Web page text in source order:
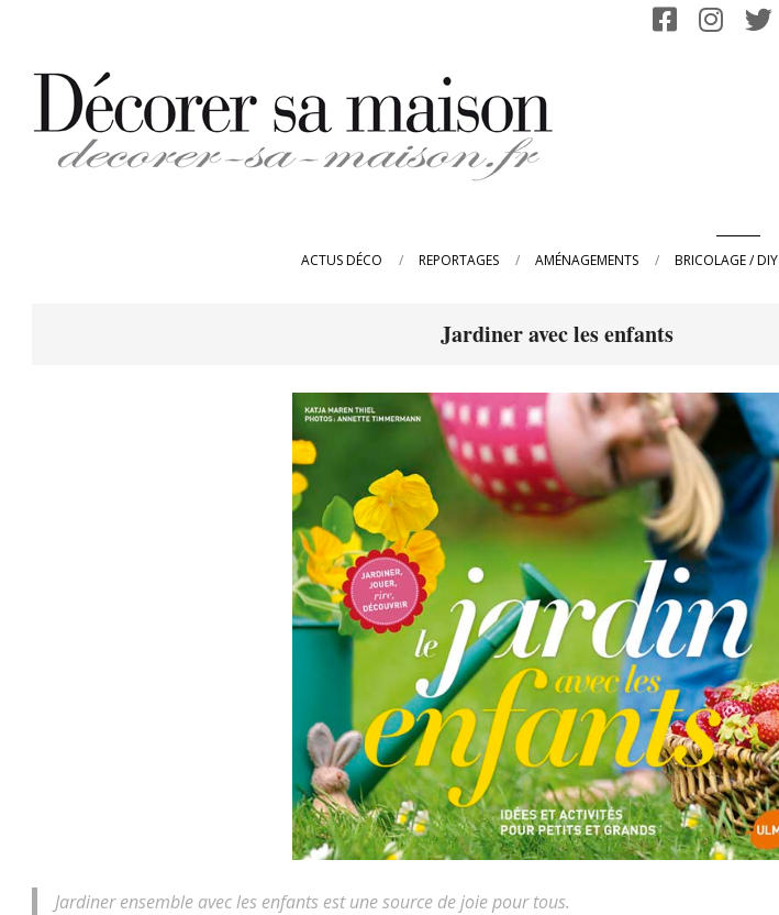
content
ACTUS DÉCO REPORTAGES AMÉNAGEMENTS BRICOLAGE / DIY
Jardiner avec les enfants
Jardiner ensemble avec les enfants est une source de joie pour tous.